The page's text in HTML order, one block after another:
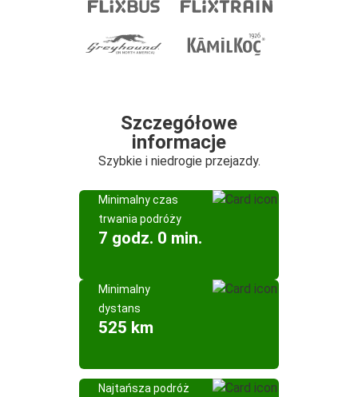
Szczegółowe
informacje
Szybkie i niedrogie przejazdy.
Minimalny czas
trwania podróży
7 godz. 0 min.
Minimalny
dystans
525 km
Najtańsza podróż